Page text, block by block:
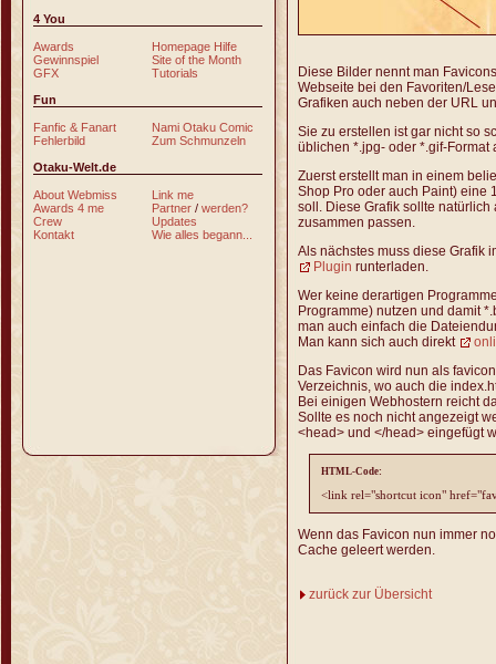
4 You
Awards
Gewinnspiel
GFX
Homepage Hilfe
Site of the Month
Tutorials
Fun
Fanfic & Fanart
Fehlerbild
Nami Otaku Comic
Zum Schmunzeln
Otaku-Welt.de
About Webmiss
Awards 4 me
Crew
Kontakt
Link me
Partner / werden?
Updates
Wie alles begann...
Diese Bilder nennt man
Webseite bei den Favoriten/
Grafiken auch neben der URL
Sie zu erstellen ist gar nicht so
üblichen *.jpg- oder *.gif-
Zuerst erstellt man in einem
Shop Pro oder auch Paint) eine
soll. Diese Grafik sollte
zusammen passen.
Als nächstes muss diese Grafik
Plugin runterladen.
Wer keine derartigen
Programme) nutzen und damit
man auch einfach die
Man kann sich auch direkt
Das Favicon wird nun als
Verzeichnis, wo auch die
Bei einigen Webhostern reicht
Sollte es noch nicht angezeigt
<head> und </head> eingefügt
HTML-Code:
<link rel="shortcut icon"
Wenn das Favicon nun immer
Cache geleert werden.
zurück zur Übersicht